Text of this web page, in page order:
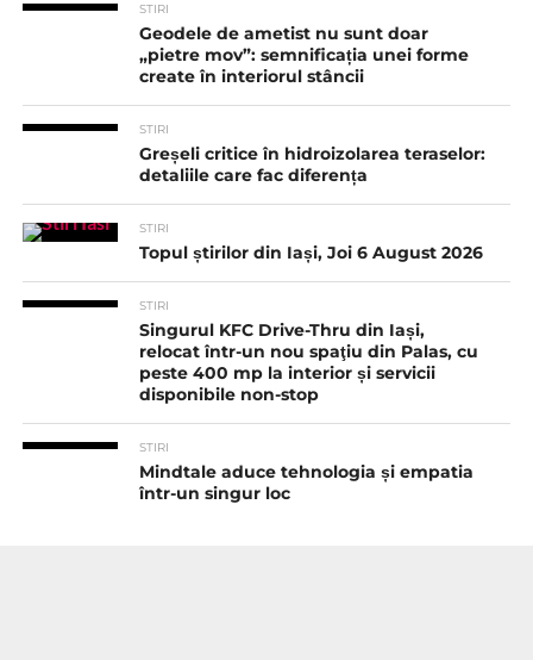
STIRI
Geodele de ametist nu sunt doar
„pietre mov”: semnificația unei forme
create în interiorul stâncii
STIRI
Greșeli critice în hidroizolarea teraselor:
detaliile care fac diferența
STIRI
Topul știrilor din Iași, Joi 6 August 2026
STIRI
Singurul KFC Drive-Thru din Iași,
relocat într-un nou spaţiu din Palas, cu
peste 400 mp la interior și servicii
disponibile non-stop
STIRI
Mindtale aduce tehnologia și empatia
într-un singur loc